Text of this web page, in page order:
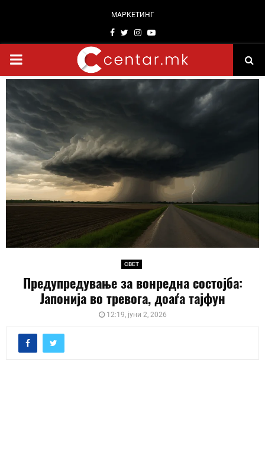
МАРКЕТИНГ
Facebook
TwitterInstagram
Youtube
PRIMARY
MENU
СВЕТ
Предупредување за вонредна состојба:
Јапонија во тревога, доаѓа тајфун
12:19, јуни 2, 2026